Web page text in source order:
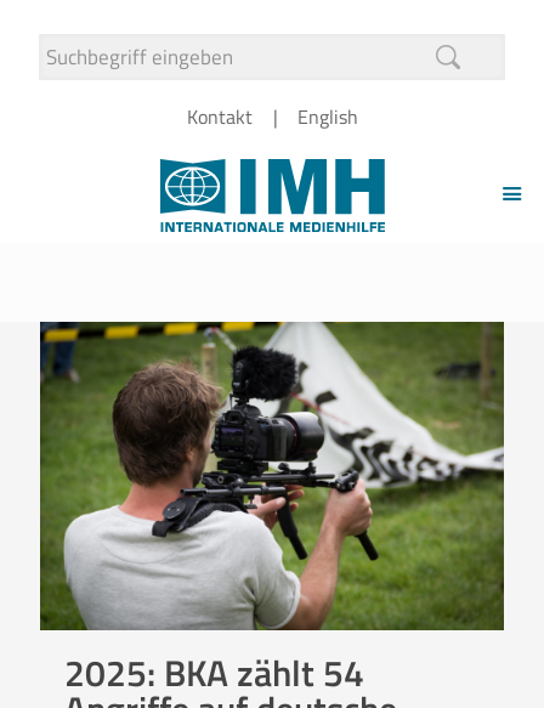
Kontakt English
2025: BKA zählt 54